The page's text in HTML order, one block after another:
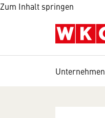
Zum Inhalt springen
Unternehmen